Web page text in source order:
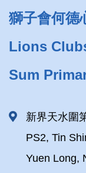
獅子會何德
Lions
Sum
新界天水圍
PS2, Tin
Yuen Long,